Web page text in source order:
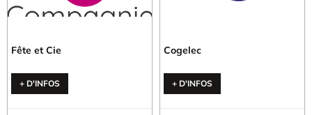
Fête et Cie
+ D'INFOS
Cogelec
+ D'INFOS